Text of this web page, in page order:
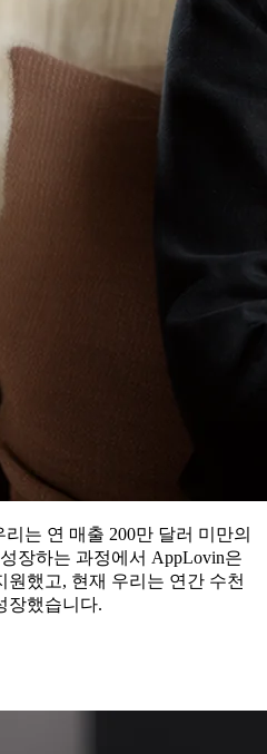
는 연 매출 200만 달러 미만의
장하는 과정에서 AppLovin은
했고, 현재 우리는 연간 수천
장했습니다.